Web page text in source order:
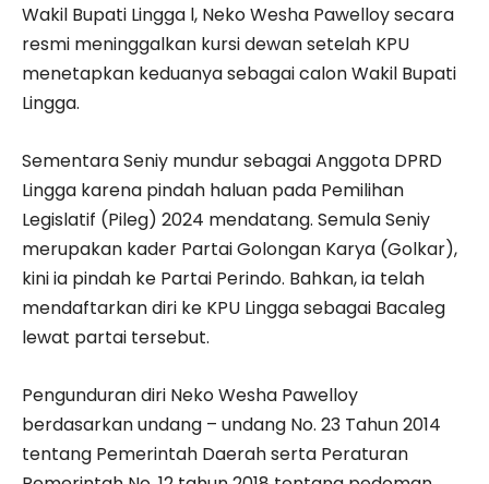
Wakil Bupati Lingga l, Neko Wesha Pawelloy secara
resmi meninggalkan kursi dewan setelah KPU
menetapkan keduanya sebagai calon Wakil Bupati
Lingga.
Sementara Seniy mundur sebagai Anggota DPRD
Lingga karena pindah haluan pada Pemilihan
Legislatif (Pileg) 2024 mendatang. Semula Seniy
merupakan kader Partai Golongan Karya (Golkar),
kini ia pindah ke Partai Perindo. Bahkan, ia telah
mendaftarkan diri ke KPU Lingga sebagai Bacaleg
lewat partai tersebut.
Pengunduran diri Neko Wesha Pawelloy
berdasarkan undang – undang No. 23 Tahun 2014
tentang Pemerintah Daerah serta Peraturan